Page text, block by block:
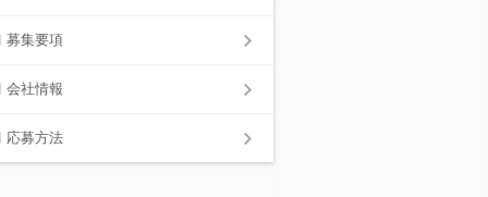
募集要項
会社情報
応募方法